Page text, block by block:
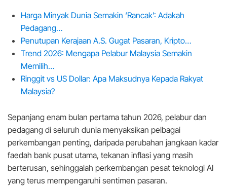
Harga Minyak Dunia Semakin ‘Rancak’: Adakah
Pedagang…
Penutupan Kerajaan A.S. Gugat Pasaran, Kripto…
Trend 2026: Mengapa Pelabur Malaysia Semakin
Memilih…
Ringgit vs US Dollar: Apa Maksudnya Kepada Rakyat
Malaysia?
Sepanjang enam bulan pertama tahun 2026, pelabur dan
pedagang di seluruh dunia menyaksikan pelbagai
perkembangan penting, daripada perubahan jangkaan kadar
faedah bank pusat utama, tekanan inflasi yang masih
berterusan, sehinggalah perkembangan pesat teknologi AI
yang terus mempengaruhi sentimen pasaran.